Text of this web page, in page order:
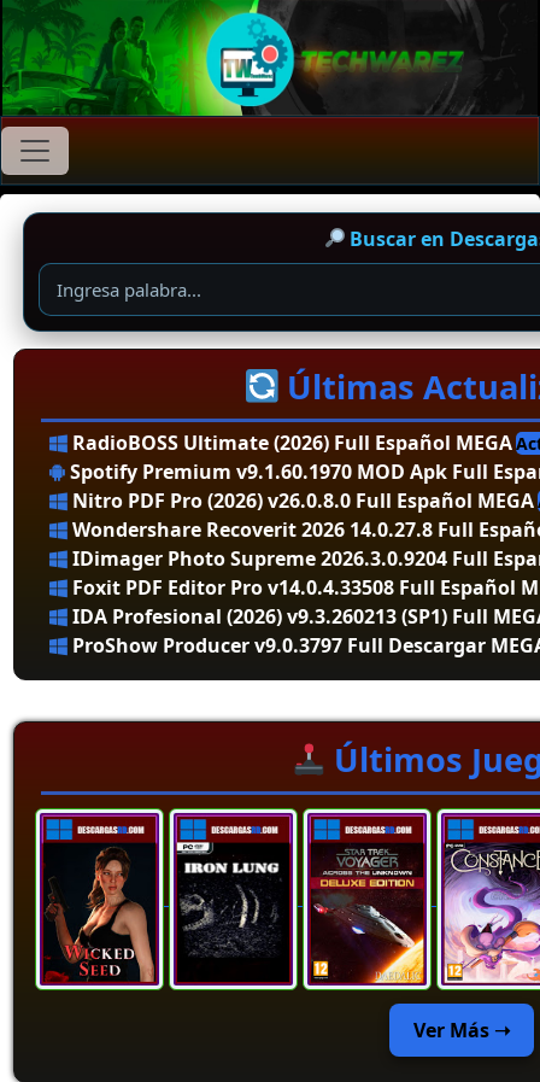
Buscar en
Últimas
RadioBOSS Ultimate (2026) Full Español MEGA
Spotify Premium v9.1.60.1970 MOD Apk Full
Nitro PDF Pro (2026) v26.0.8.0 Full Español MEGA
Wondershare Recoverit 2026 14.0.27.8 Full
IDimager Photo Supreme 2026.3.0.9204 Full
Foxit PDF Editor Pro v14.0.4.33508 Full Español
IDA Profesional (2026) v9.3.260213 (SP1) Full
ProShow Producer v9.0.3797 Full Descargar
Últimos
Ver Más ➝